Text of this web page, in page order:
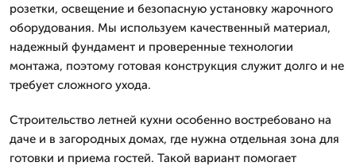
розетки, освещение и безопасную установку жарочного
оборудования. Мы используем качественный материал,
надежный фундамент и проверенные технологии
монтажа, поэтому готовая конструкция служит долго и не
требует сложного ухода.
Строительство летней кухни особенно востребовано на
даче и в загородных домах, где нужна отдельная зона для
готовки и приема гостей. Такой вариант помогает